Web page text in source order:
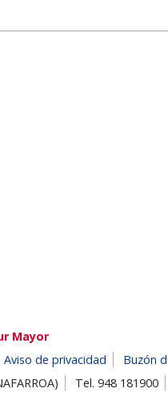
Mayor
Aviso de privacidad
Buzón
Tel. 948 181900